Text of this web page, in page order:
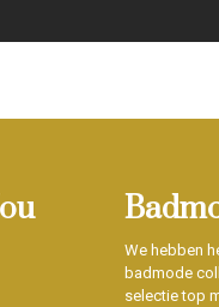
We hebben
badmode
selectie top